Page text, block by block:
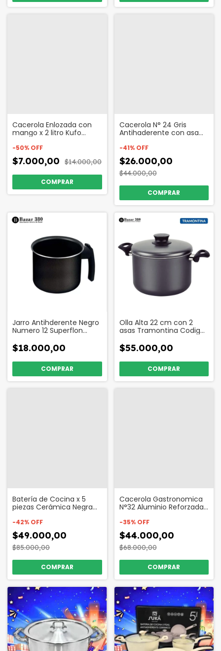
Cacerola Enlozada con
mango x 2 litro Kufo
-50% OFF
$7.000,00 $14.000,00
Cacerola N° 24 Gris
Antihaderente con asa
-41% OFF
$26.000,00
$44.000,00
Jarro Antihderente Negro
Numero 12 Superflon
$18.000,00
Olla Alta 22 cm con 2
asas Tramontina Codigo
$55.000,00
Batería de Cocina x 5
piezas Cerámica Negra
12460
-42% OFF
$49.000,00
$85.000,00
Cacerola Gastronomica
N°32 Aluminio Reforzada
-35% OFF
$44.000,00
$68.000,00